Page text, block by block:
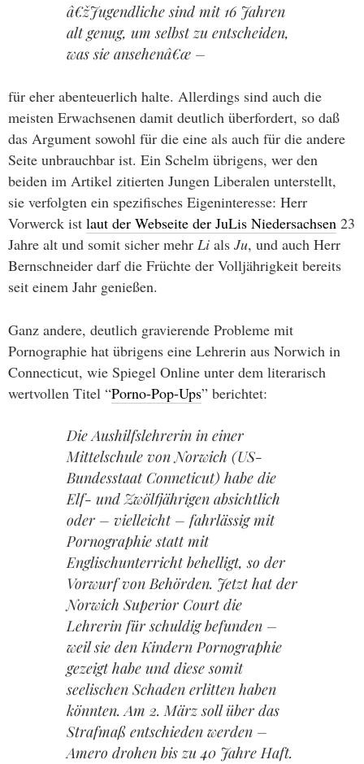
â€žJugendliche sind mit 16 Jahren
alt genug, um selbst zu entscheiden,
was sie ansehenâ€œ –
für eher abenteuerlich halte. Allerdings sind auch die
meisten Erwachsenen damit deutlich überfordert, so daß
das Argument sowohl für die eine als auch für die andere
Seite unbrauchbar ist. Ein Schelm übrigens, wer den
beiden im Artikel zitierten Jungen Liberalen unterstellt,
sie verfolgten ein spezifisches Eigeninteresse: Herr
Vorwerck ist laut der Webseite der JuLis Niedersachsen 23
Jahre alt und somit sicher mehr Li als Ju, und auch Herr
Bernschneider darf die Früchte der Volljährigkeit bereits
seit einem Jahr genießen.
Ganz andere, deutlich gravierende Probleme mit
Pornographie hat übrigens eine Lehrerin aus Norwich in
Connecticut, wie Spiegel Online unter dem literarisch
wertvollen Titel “Porno-Pop-Ups” berichtet:
Die Aushilfslehrerin in einer
Mittelschule von Norwich (US-
Bundesstaat Conneticut) habe die
Elf- und Zwölfjährigen absichtlich
oder – vielleicht – fahrlässig mit
Pornographie statt mit
Englischunterricht behelligt, so der
Vorwurf von Behörden. Jetzt hat der
Norwich Superior Court die
Lehrerin für schuldig befunden –
weil sie den Kindern Pornographie
gezeigt habe und diese somit
seelischen Schaden erlitten haben
könnten. Am 2. März soll über das
Strafmaß entschieden werden –
Amero drohen bis zu 40 Jahre Haft.